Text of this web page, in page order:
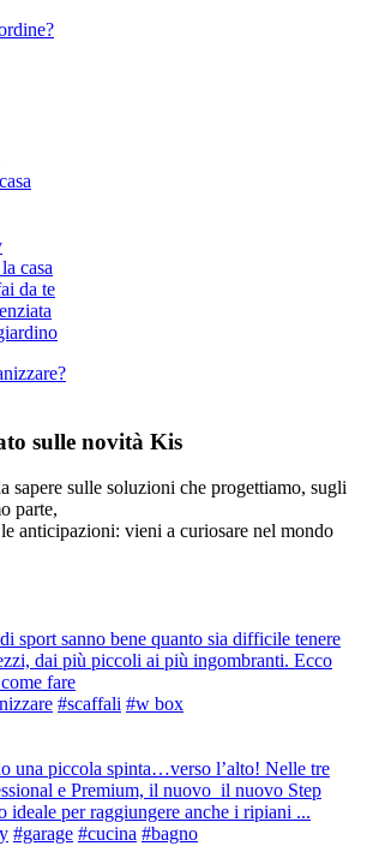
casa
da te
sulle novità Kis
sapere sulle soluzioni che progettiamo, sugli
parte,
anticipazioni: vieni a curiosare nel mondo
sport sanno bene quanto sia difficile tenere
dai più piccoli ai più ingombranti. Ecco
fare
#scaffali #w box
una piccola spinta…verso l’alto! Nelle tre
e Premium, il nuovo il nuovo Step
ideale per raggiungere anche i ripiani ...
#garage #cucina #bagno